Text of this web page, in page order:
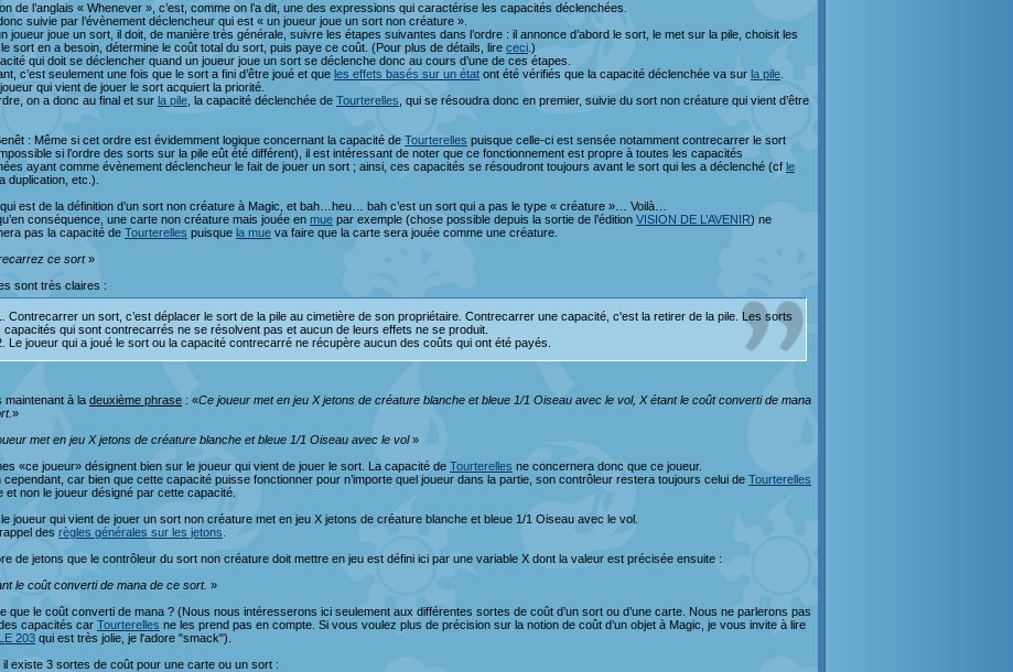
de l’anglais « Whenever », c’est, comme on l’a dit, une des expressions qui caractérise les capacités déclenchées.
suivie par l’évènement déclencheur qui est « un joueur joue un sort non créature ».
joueur joue un sort, il doit, de manière très générale, suivre les étapes suivantes dans l’ordre : il annonce d’abord le sort, le met sur la pile, choisit les
sort en a besoin, détermine le coût total du sort, puis paye ce coût. (Pour plus de détails, lire ceci .)
qui doit se déclencher quand un joueur joue un sort se déclenche donc au cours d’une de ces étapes.
c’est seulement une fois que le sort a fini d’être joué et que les effets basés sur un état ont été vérifiés que la capacité déclenchée va sur la pile
qui vient de jouer le sort acquiert la priorité.
on a donc au final et sur la pile , la capacité déclenchée de Tourterelles , qui se résoudra donc en premier, suivie du sort non créature qui vient d’être
: Même si cet ordre est évidemment logique concernant la capacité de Tourterelles puisque celle-ci est sensée notamment contrecarrer le sort
si l’ordre des sorts sur la pile eût été différent), il est intéressant de noter que ce fonctionnement est propre à toutes les capacités
ayant comme évènement déclencheur le fait de jouer un sort ; ainsi, ces capacités se résoudront toujours avant le sort qui les a déclenché (cf le
la duplication, etc.).
est de la définition d’un sort non créature à Magic, et bah…heu… bah c’est un sort qui a pas le type « créature »… Voilà…
conséquence, une carte non créature mais jouée en mue par exemple (chose possible depuis la sortie de l’édition VISION DE L’AVENIR) ne
pas la capacité de Tourterelles puisque la mue va faire que la carte sera jouée comme une créature.
ce sort»
sont très claires :
Contrecarrer un sort, c’est déplacer le sort de la pile au cimetière de son propriétaire. Contrecarrer une capacité, c'est la retirer de la pile. Les sorts
capacités qui sont contrecarrés ne se résolvent pas et aucun de leurs effets ne se produit.
Le joueur qui a joué le sort ou la capacité contrecarré ne récupère aucun des coûts qui ont été payés.
maintenant à la deuxième phrase : «Ce joueur met en jeu X jetons de créature blanche et bleue 1/1 Oiseau avec le vol, X étant le coût converti de mana
»
met en jeu X jetons de créature blanche et bleue 1/1 Oiseau avec le vol»
«ce joueur» désignent bien sur le joueur qui vient de jouer le sort. La capacité de Tourterelles ne concernera donc que ce joueur.
cependant, car bien que cette capacité puisse fonctionner pour n’importe quel joueur dans la partie, son contrôleur restera toujours celui de Tourterelles
et non le joueur désigné par cette capacité.
joueur qui vient de jouer un sort non créature met en jeu X jetons de créature blanche et bleue 1/1 Oiseau avec le vol.
des règles générales sur les jetons
de jetons que le contrôleur du sort non créature doit mettre en jeu est défini ici par une variable X dont la valeur est précisée ensuite :
le coût converti de mana de ce sort. »
que le coût converti de mana ? (Nous nous intéresserons ici seulement aux différentes sortes de coût d’un sort ou d’une carte. Nous ne parlerons pas
capacités car Tourterelles ne les prend pas en compte. Si vous voulez plus de précision sur la notion de coût d’un objet à Magic, je vous invite à lire
203 qui est très jolie, je l'adore "smack").
il existe 3 sortes de coût pour une carte ou un sort :